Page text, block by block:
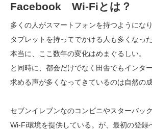
Facebook Wi-Fiとは？
多くの人がスマートフォンを持つようにな
タブレットを持ってでかける人も多くなった
本当に、ここ数年の変化はめまぐるしい。
と同時に、都会だけでなく田舎でもインタ
求める声が多くなってきているのは自然の成
セブンイレブンなのコンビニやスターバッ
Wi-Fi環境を提供している。が、最初の登録